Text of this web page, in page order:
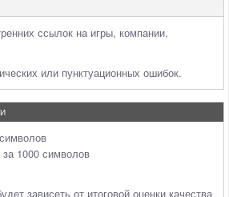
ссылок на игры, компании,
или пунктуационных ошибок.
1000 символов
зависеть от итоговой оценки качества